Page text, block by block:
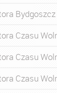
Bydgoszcz
Czasu
Czasu
Czasu